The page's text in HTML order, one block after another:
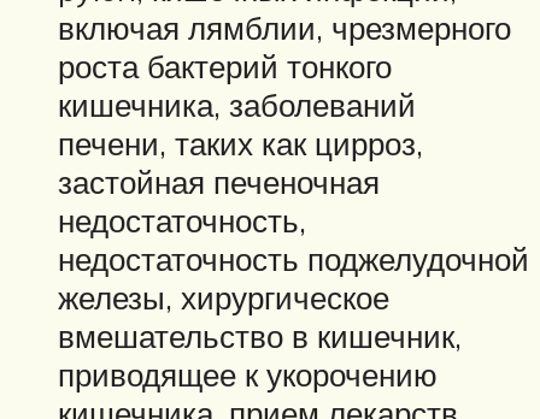
включая лямблии, чрезмерного
роста бактерий тонкого
кишечника, заболеваний
печени, таких как цирроз,
застойная печеночная
недостаточность,
недостаточность поджелудочной
железы, хирургическое
вмешательство в кишечник,
приводящее к укорочению